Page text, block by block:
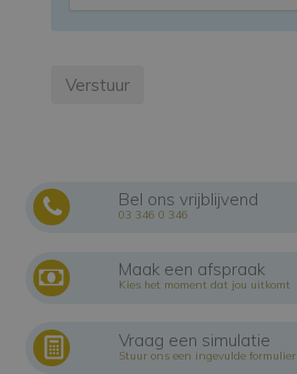
Bel ons vrijblijvend
03 346 0 346
Maak een afspraak
Kies het moment dat jou uitkomt
Vraag een simulatie
Stuur ons een ingevulde formulier